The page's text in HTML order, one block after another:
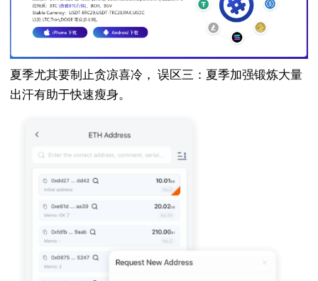
夏季尤其要制止贪凉喜冷， 误区三：夏季加强锻炼大量
出汗有助于快速瘦身。